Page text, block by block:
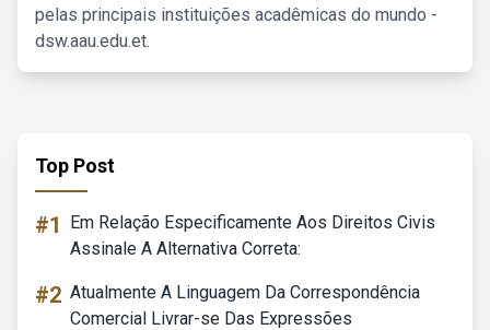
pelas principais instituições acadêmicas do mundo -
dsw.aau.edu.et.
Top Post
#1
Em Relação Especificamente Aos Direitos Civis
Assinale A Alternativa Correta:
#2 Atualmente A Linguagem Da Correspondência
Comercial Livrar-se Das Expressões